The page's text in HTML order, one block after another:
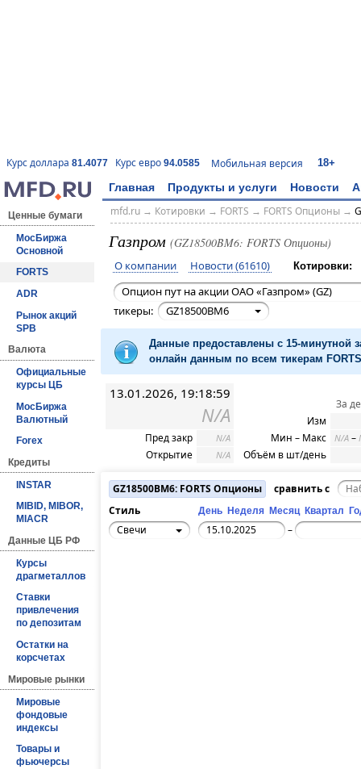
Курс доллара 81.4077 Курс евро 94.0585 Мобильная версия 18+
Главная Продукты и услуги Новости
Ценные бумаги
МосБиржа
Основной
FORTS
ADR
Рынок акций
SPB
Валюта
Официальные
курсы ЦБ
МосБиржа
Валютный
Forex
Кредиты
INSTAR
MIBID, MIBOR,
MIACR
Данные ЦБ РФ
Курсы
драгметаллов
Ставки
привлечения
по депозитам
Остатки на
корсчетах
Мировые рынки
Мировые
фондовые
индексы
Товары и
фьючерсы
mfd.ru→ Котировки → FORTS → FORTS Опционы→
Газпром (GZ18500BM6: FORTS Опционы)
О компании Новости (61610) Котировки:
Опцион пут на акции ОАО «Газпром» (GZ)
тикеры:
GZ18500BM6
Данные предоставлены с 15-минутной
онлайн данным по всем тикерам
13.01.2026, 19:18:59
N/A
Пред закр N/A
Открытие N/A
За
Изм
Мин – Макс
N/A –
Объём в шт/день
GZ18500BM6: FORTS Опционы
сравнить с
Стиль
День Неделя Месяц Квартал
Свечи –